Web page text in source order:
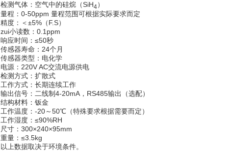
检测气体：空气中的硅烷（SiH4）
量程：0-50ppm 量程范围可根据实际要求而定
精度：＜±5%（F.S）
zui小读数：0.1ppm
响应时间：≤50秒
传感器寿命：24个月
传感器类型：电化学
电源：220V AC交流电源供电
检测方式：扩散式
工作方式：长期连续工作
输出信号：二线制4-20mA，RS485输出（选配）
结构材料：钣金
工作温度：-20～50℃（特殊要求根据需要而定）
工作湿度：≤90%RH
尺寸：300×240×95mm
重量：≤3.5kg
以上数据取决于环境条件。